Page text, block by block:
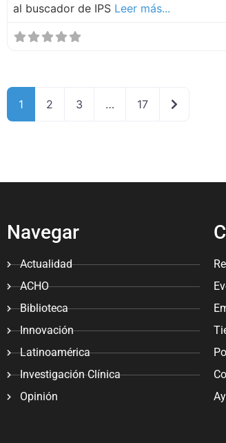
al buscador de IPS Leer más...
1 2 3 … 17 Older posts
Navegar
Actualidad
ACHO
Biblioteca
Innovación
Latinoamérica
Investigación Clínica
Opinión